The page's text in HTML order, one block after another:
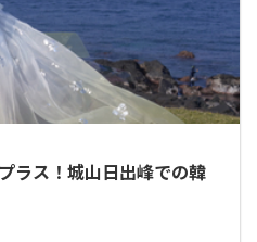
ラス！城山日出峰での韓